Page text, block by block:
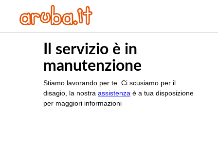
Il servizio è in
manutenzione
Stiamo lavorando per te. Ci scusiamo per il
disagio, la nostra assistenza è a tua disposizione
per maggiori informazioni